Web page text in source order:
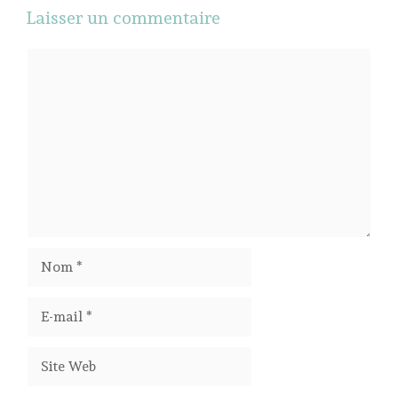
Laisser un commentaire
mail
Web